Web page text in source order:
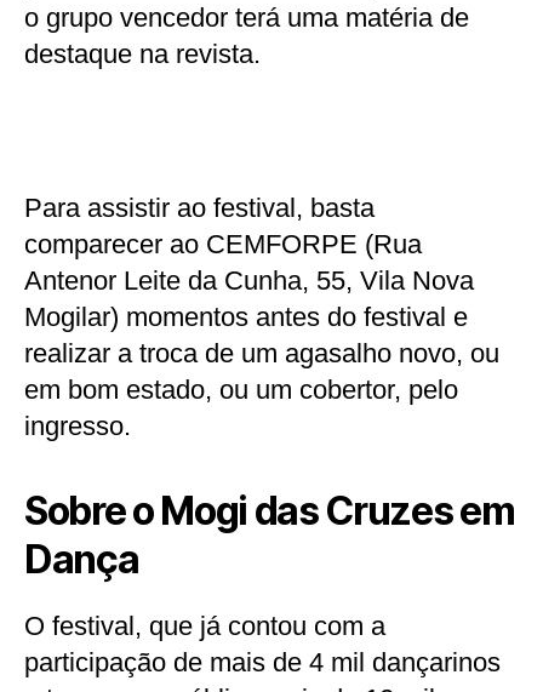
o grupo vencedor terá uma matéria de
destaque na revista.
Para assistir ao festival, basta
comparecer ao CEMFORPE (Rua
Antenor Leite da Cunha, 55, Vila Nova
Mogilar) momentos antes do festival e
realizar a troca de um agasalho novo, ou
em bom estado, ou um cobertor, pelo
ingresso.
Sobre o Mogi das Cruzes em
Dança
O festival, que já contou com a
participação de mais de 4 mil dançarinos